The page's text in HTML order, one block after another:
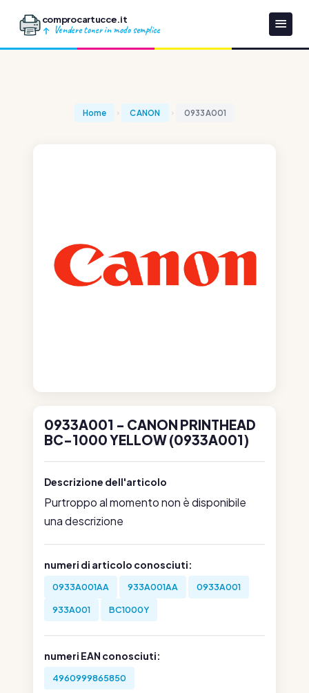
comprocartucce.it
Vendere toner in modo semplice
Home CANON 0933A001
0933A001 - CANON PRINTHEAD
BC-1000 YELLOW (0933A001)
Descrizione dell'articolo
Purtroppo al momento non è disponibile
una descrizione
numeri di articolo conosciuti:
0933A001AA 933A001AA 0933A001
933A001 BC1000Y
numeri EAN conosciuti:
4960999865850